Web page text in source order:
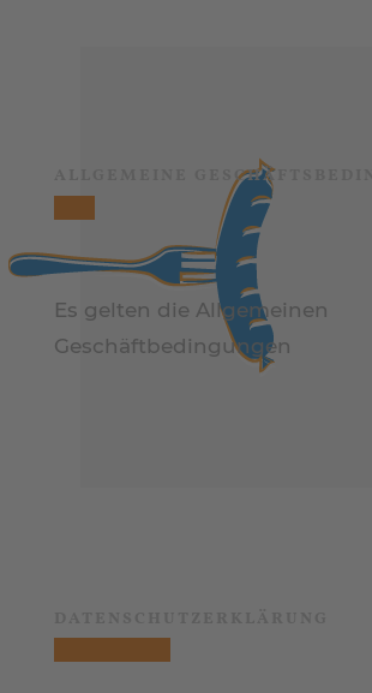
ALLGEMEINE
Es gelten die Allgemeinen
Geschäftbedingungen